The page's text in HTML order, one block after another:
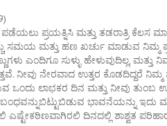
ಪ್ರಯತ್ನಿಸಿ ಮತ್ತು ತಡರಾತ್ರಿ ಕೆಲಸ
ಸಮಯ ಮತ್ತು ಹಣ ಖರ್ಚು ಮಾಡುವ ನಿಮ್ಮ
ಎಂದಿಗೂ ಸುಳ್ಳು ಹೇಳುವುದಿಲ್ಲ,
ನೀವು ನೇರವಾದ ಉತ್ತರ ಕೊಡದಿದ್ದರೆ
ಒಂದು ಲಾಭಕರ ದಿನ ಮತ್ತು ನೀವು ತುಂಬ
ಭಾವನೆಯನ್ನು
ದಿನದಲ್ಲಿ ಶಾಶ್ವತ